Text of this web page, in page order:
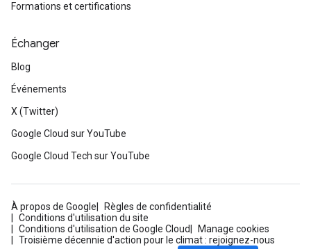
Formations et certifications
Échanger
Blog
Événements
X (Twitter)
Google Cloud sur YouTube
Google Cloud Tech sur YouTube
À propos de Google
Règles de confidentialité
Conditions d'utilisation du site
Conditions d'utilisation de Google Cloud
Manage cookies
Troisième décennie d'action pour le climat : rejoignez-nous